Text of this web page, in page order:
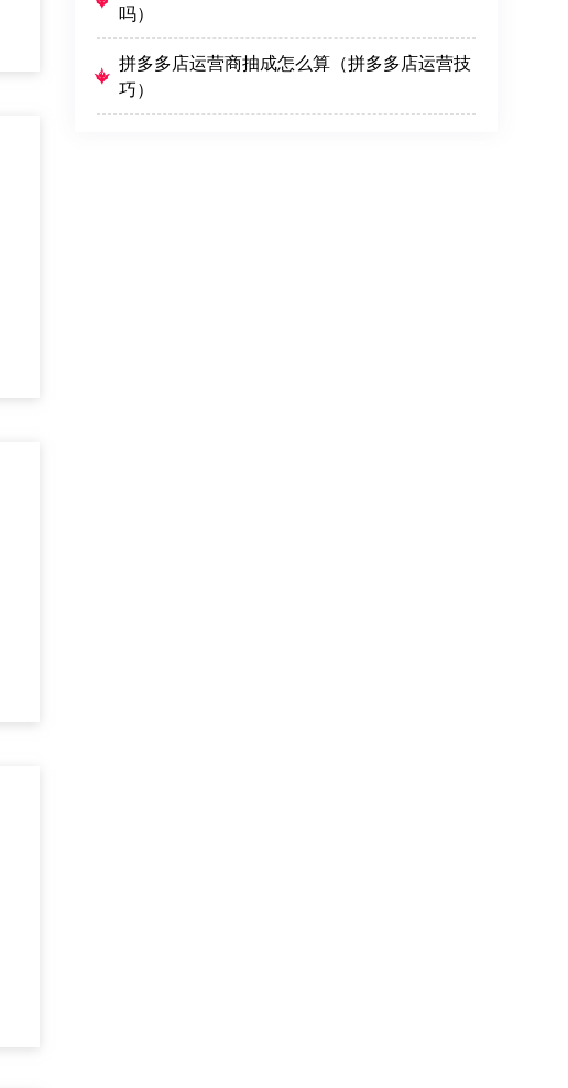
吗）
拼多多店运营商抽成怎么算（拼多多店运营技
巧）